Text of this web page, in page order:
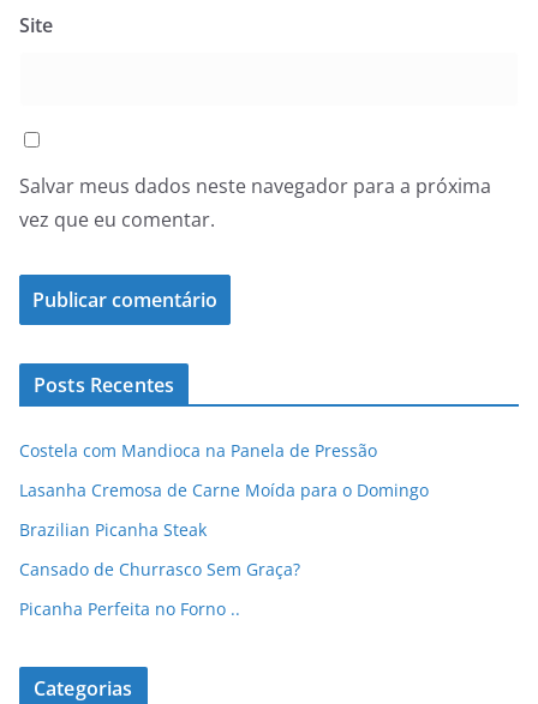
Site
Salvar meus dados neste navegador para a próxima
vez que eu comentar.
Posts Recentes
Costela com Mandioca na Panela de Pressão
Lasanha Cremosa de Carne Moída para o Domingo
Brazilian Picanha Steak
Cansado de Churrasco Sem Graça?
Picanha Perfeita no Forno ..
Categorias